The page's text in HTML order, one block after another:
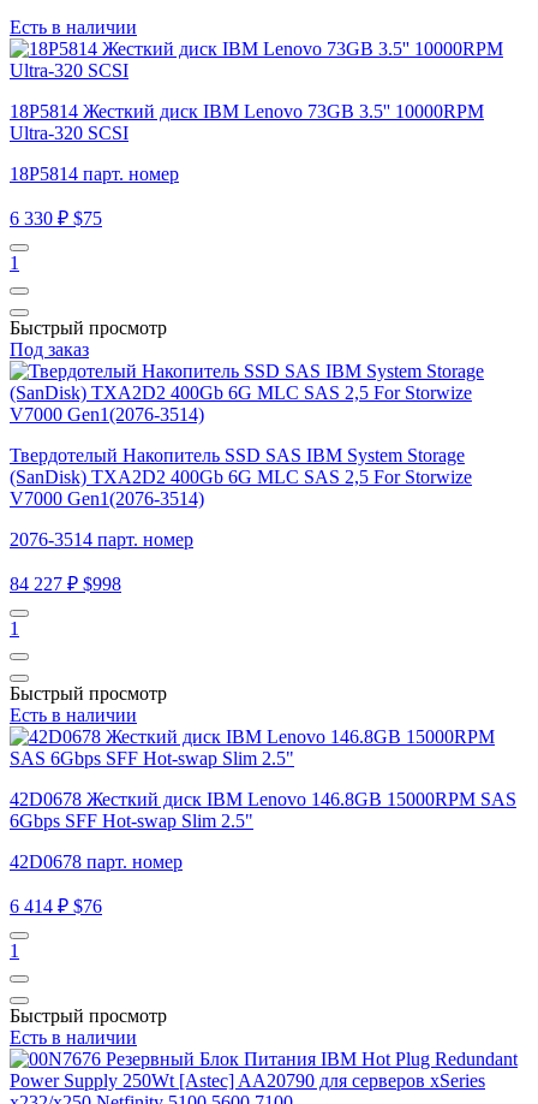
Есть в наличии
18P5814 Жесткий диск IBM Lenovo 73GB 3.5'' 10000RPM
Ultra-320 SCSI
18P5814 парт. номер
6 330 ₽ $75
1
Быстрый просмотр
Под заказ
Твердотелый Накопитель SSD SAS IBM System Storage
(SanDisk) TXA2D2 400Gb 6G MLC SAS 2,5 For Storwize
V7000 Gen1(2076-3514)
2076-3514 парт. номер
84 227 ₽ $998
1
Быстрый просмотр
Есть в наличии
42D0678 Жесткий диск IBM Lenovo 146.8GB 15000RPM SAS
6Gbps SFF Hot-swap Slim 2.5"
42D0678 парт. номер
6 414 ₽ $76
1
Быстрый просмотр
Есть в наличии